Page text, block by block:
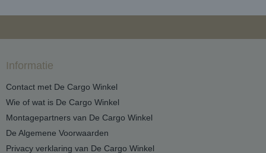
Informatie
Contact met De Cargo Winkel
Wie of wat is De Cargo Winkel
Montagepartners van De Cargo Winkel
De Algemene Voorwaarden
Privacy verklaring van De Cargo Winkel